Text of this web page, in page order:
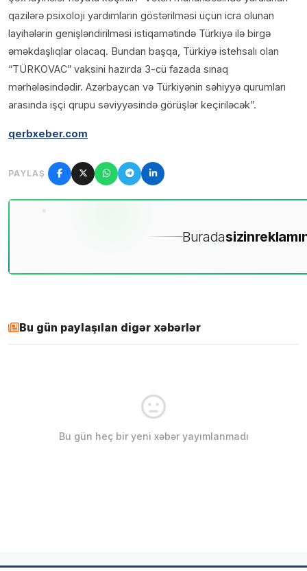
qazilərə psixoloji yardımların göstərilməsi üçün icra olunan
layihələrin genişləndirilməsi istiqamətində Türkiyə ilə birgə
əməkdaşlıqlar olacaq. Bundan başqa, Türkiyə istehsalı olan
“TÜRKOVAC” vaksini hazırda 3-cü fazada sınaq
mərhələsindədir. Azərbaycan və Türkiyənin səhiyyə qurumları
arasında işçi qrupu səviyyəsində görüşlər keçiriləcək”.
qerbxeber.com
PAYLAŞ
Buradasizin
Bu gün paylaşılan digər xəbərlər
Bu gün heç bir yeni xəbər yayımlanmadı